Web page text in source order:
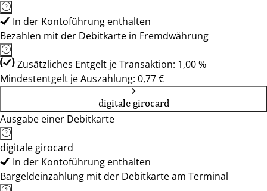
In der Kontoführung enthalten
Bezahlen mit der Debitkarte in Fremdwährung
Zusätzliches Entgelt je Transaktion: 1,00 %
Mindestentgelt je Auszahlung: 0,77 €
digitale girocard
Ausgabe einer Debitkarte
digitale girocard
In der Kontoführung enthalten
Bargeldeinzahlung mit der Debitkarte am Terminal